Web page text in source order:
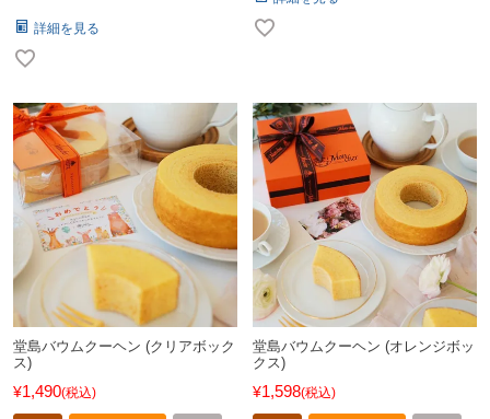
詳細を見る
堂島バウムクーヘン (クリアボック
ス)
¥1,490 税込
堂島バウムクーヘン (オレンジボッ
クス)
¥1,598 税込